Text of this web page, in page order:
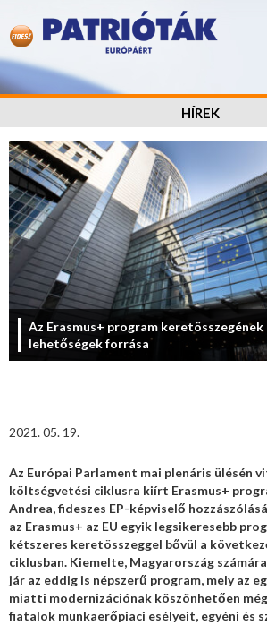
HÍREK
Az Erasmus+ program
lehetőségek forrása
2021. 05. 19.
Az Európai Parlament mai plenáris ülésén
költségvetési ciklusra kiírt Erasmus+
Andrea, fideszes EP-képviselő
az Erasmus+ az EU egyik legsikeresebb
kétszeres keretösszeggel bővül a
ciklusban. Kiemelte, Magyarország
jár az eddig is népszerű program, mely az
miatti modernizációnak köszönhetően
fiatalok munkaerőpiaci esélyeit, egyéni és